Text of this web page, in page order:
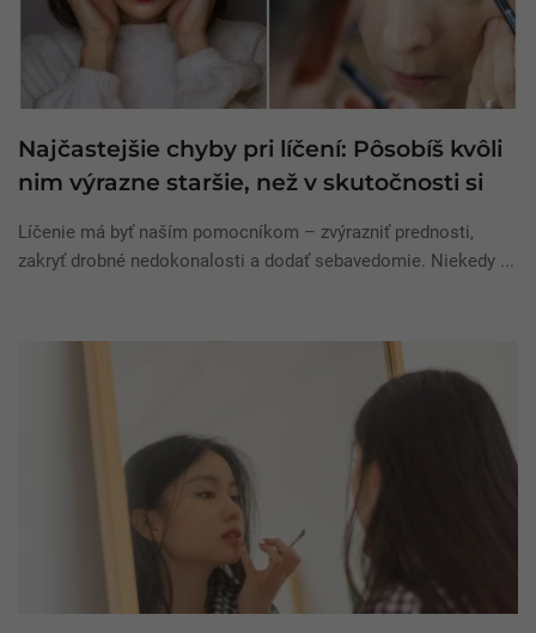
Najčastejšie chyby pri líčení: Pôsobíš kvôli
nim výrazne staršie, než v skutočnosti si
Líčenie má byť naším pomocníkom – zvýrazniť prednosti,
zakryť drobné nedokonalosti a dodať sebavedomie. Niekedy ...